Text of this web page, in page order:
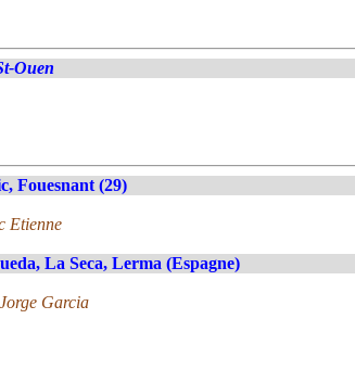
Ouen
Fouesnant (29)
Etienne
La Seca, Lerma (Espagne)
Garcia